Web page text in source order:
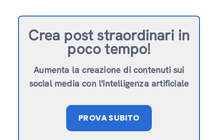
Crea post straordinari in
poco tempo!
Aumenta la creazione di contenuti sui
social media con l'intelligenza artificiale
PROVA SUBITO